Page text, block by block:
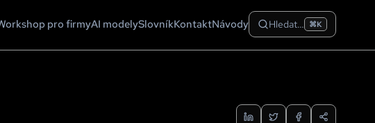
pro firmyAI modelySlovníkKontaktNávody Hledat… ⌘K